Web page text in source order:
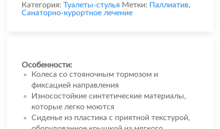
Категория: Туалеты-стулья Метки: Паллиатив,
Санаторно-курортное лечение
Особенности:
Колеса со стояночным тормозом и
фиксацией направления
Износостойкие синтетические материалы,
которые легко моются
Сиденье из пластика с приятной текстурой,